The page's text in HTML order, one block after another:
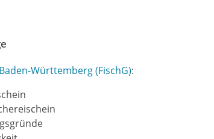
Württemberg (FischG):